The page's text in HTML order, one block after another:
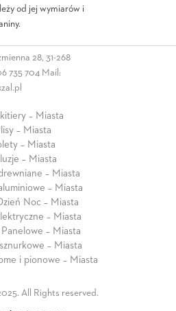
od jej wymiarów i
28, 31-268
735 704 Mail:
– Miasta
– Miasta
– Miasta
– Miasta
– Miasta
– Miasta
Noc – Miasta
– Miasta
Panelowe – Miasta
– Miasta
i pionowe – Miasta
All Rights reserved.